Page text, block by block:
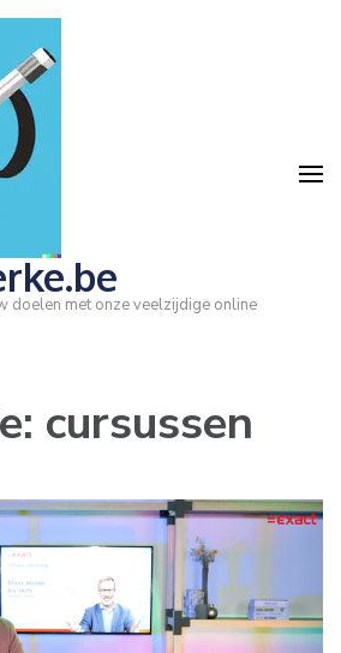
doelen met onze veelzijdige online
cursussen